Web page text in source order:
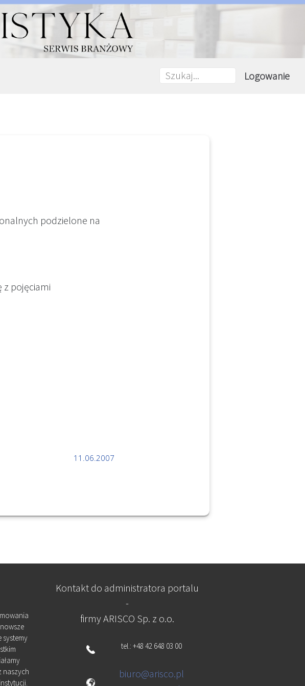
Logowanie
podzielone na
z pojęciami
11.06.2007
systemy
naszych
Kontakt do administratora portalu
-
firmy ARISCO Sp. z o.o.
tel.: +48 42 648 03 00
biuro@arisco.pl